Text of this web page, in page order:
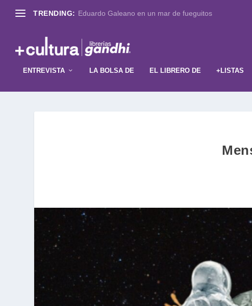
TRENDING: Eduardo Galeano en un mar de fueguitos
ENTREVISTA LA BOLSA DE EL LIBRERO DE +LISTAS